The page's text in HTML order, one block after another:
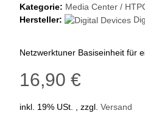
Kategorie: Media Center /
Hersteller:
Netzwerktuner Basiseinheit für
16,90 €
inkl. 19% USt. , zzgl. Versand